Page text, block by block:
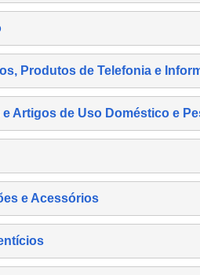
Produtos de Telefonia e
Artigos de Uso Doméstico e
e Acessórios